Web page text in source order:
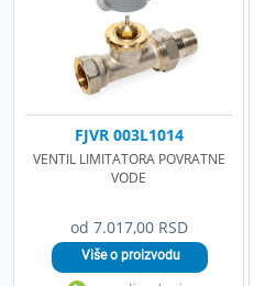
od 7.017,00 RSD
FJVR 003L1014
VENTIL LIMITATORA POVRATNE
VODE